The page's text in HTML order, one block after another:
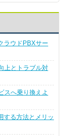
ラウドPBXサー
上とトラブル対
スへ乗り換えよ
する方法とメリッ